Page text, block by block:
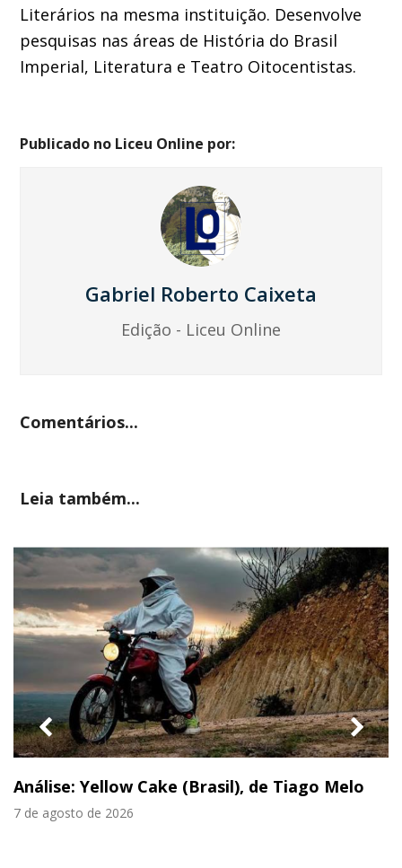
Literários na mesma instituição. Desenvolve
pesquisas nas áreas de História do Brasil
Imperial, Literatura e Teatro Oitocentistas.
Publicado no Liceu Online por:
Gabriel Roberto Caixeta
Edição - Liceu Online
Comentários...
Leia também...
Análise: Yellow Cake (Brasil), de Tiago Melo
7 de agosto de 2026
previous
slide